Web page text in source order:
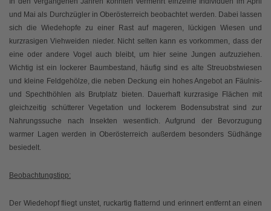
und Mai als Durchzügler in Oberösterreich beobachtet werden. Dabei lassen
sich die Wiedehopfe zu einer Rast auf mageren, lückigen Wiesen und
kurzrasigen Viehweiden nieder. Nicht selten kann es vorkommen, dass der
eine oder andere Vogel auch bleibt, um hier seine Jungen aufzuziehen.
Wichtig ist ein lockerer Baumbestand, häufig sind es alte Streuobstwiesen
und kleine Feldgehölze, die neben Deckung ein hohes Angebot an Fäulnis-
und Spechthöhlen als Brutplatz bieten. Dauerhaft kurzrasige Flächen mit
gleichzeitig schütterer Vegetation und lockerem Bodensubstrat sind zur
Nahrungssuche nach Insekten wesentlich. Aufgrund der Bevorzugung
warmer Lagen werden in Oberösterreich außerdem besonders Südhänge
besiedelt.
Beobachtungstipp:
Der Wiedehopf fliegt unstet, ruckartig flatternd und erinnert entfernt an einen